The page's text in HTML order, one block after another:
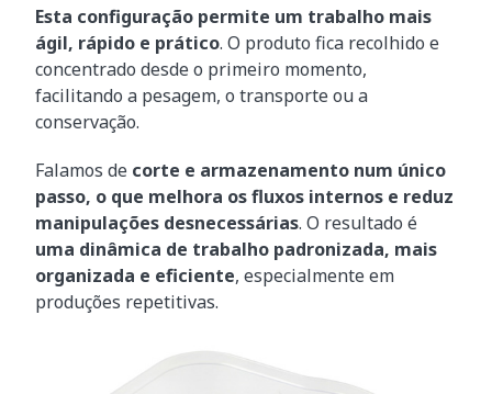
Esta configuração permite um trabalho mais
ágil, rápido e prático. O produto fica recolhido e
concentrado desde o primeiro momento,
facilitando a pesagem, o transporte ou a
conservação.
Falamos de corte e armazenamento num único
passo, o que melhora os fluxos internos e reduz
manipulações desnecessárias. O resultado é
uma dinâmica de trabalho padronizada, mais
organizada e eficiente, especialmente em
produções repetitivas.